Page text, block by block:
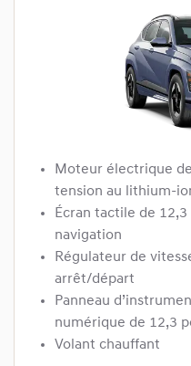
Moteur électrique
tension au lithium-
Écran tactile de
navigation
Régulateur de
arrêt/départ
Panneau
numérique de 12,3
Volant chauffant